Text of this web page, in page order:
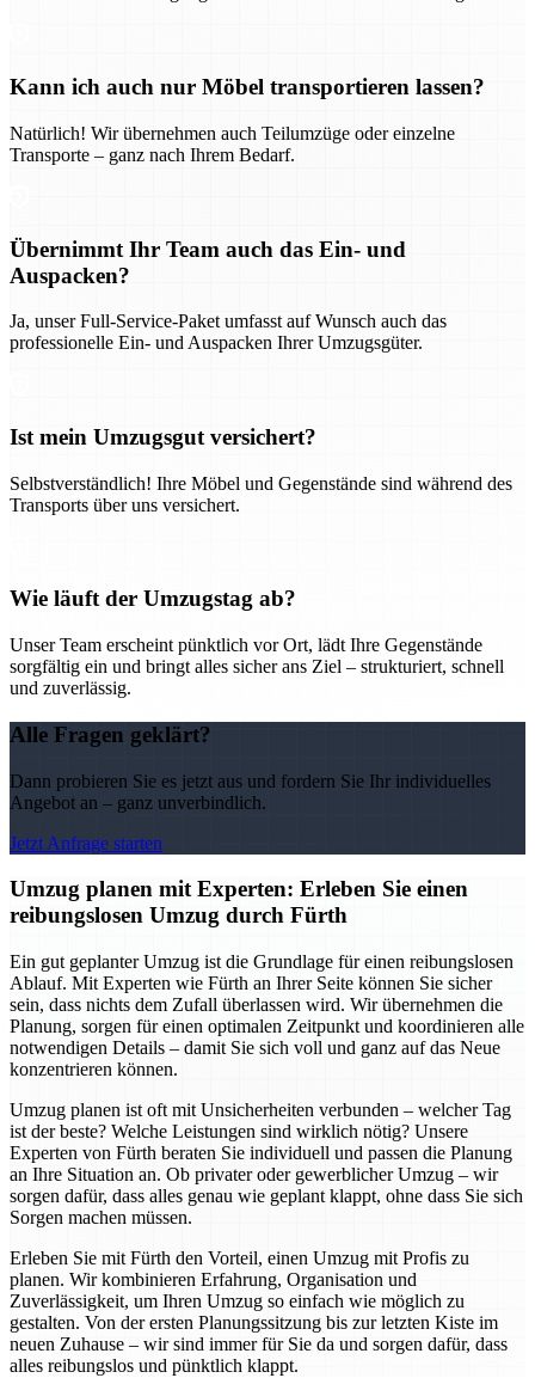
Kann ich auch nur Möbel transportieren lassen?
Natürlich! Wir übernehmen auch Teilumzüge oder einzelne
Transporte – ganz nach Ihrem Bedarf.
Übernimmt Ihr Team auch das Ein- und
Auspacken?
Ja, unser Full-Service-Paket umfasst auf Wunsch auch das
professionelle Ein- und Auspacken Ihrer Umzugsgüter.
Ist mein Umzugsgut versichert?
Selbstverständlich! Ihre Möbel und Gegenstände sind während des
Transports über uns versichert.
Wie läuft der Umzugstag ab?
Unser Team erscheint pünktlich vor Ort, lädt Ihre Gegenstände
sorgfältig ein und bringt alles sicher ans Ziel – strukturiert, schnell
und zuverlässig.
Alle Fragen geklärt?
Dann probieren Sie es jetzt aus und fordern Sie Ihr individuelles
Angebot an – ganz unverbindlich.
Jetzt Anfrage starten
Umzug planen mit Experten: Erleben Sie einen
reibungslosen Umzug durch Fürth
Ein gut geplanter Umzug ist die Grundlage für einen reibungslosen
Ablauf. Mit Experten wie Fürth an Ihrer Seite können Sie sicher
sein, dass nichts dem Zufall überlassen wird. Wir übernehmen die
Planung, sorgen für einen optimalen Zeitpunkt und koordinieren alle
notwendigen Details – damit Sie sich voll und ganz auf das Neue
konzentrieren können.
Umzug planen ist oft mit Unsicherheiten verbunden – welcher Tag
ist der beste? Welche Leistungen sind wirklich nötig? Unsere
Experten von Fürth beraten Sie individuell und passen die Planung
an Ihre Situation an. Ob privater oder gewerblicher Umzug – wir
sorgen dafür, dass alles genau wie geplant klappt, ohne dass Sie sich
Sorgen machen müssen.
Erleben Sie mit Fürth den Vorteil, einen Umzug mit Profis zu
planen. Wir kombinieren Erfahrung, Organisation und
Zuverlässigkeit, um Ihren Umzug so einfach wie möglich zu
gestalten. Von der ersten Planungssitzung bis zur letzten Kiste im
neuen Zuhause – wir sind immer für Sie da und sorgen dafür, dass
alles reibungslos und pünktlich klappt.